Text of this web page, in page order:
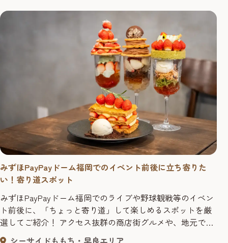
みずほPayPayドーム福岡でのイベント前後に立ち寄りた
い！寄り道スポット
みずほPayPayドーム福岡でのライブや野球観戦等のイベン
ト前後に、「ちょっと寄り道」して楽しめるスポットを厳
選してご紹介！ アクセス抜群の商店街グルメや、地元で親
しまれる老舗、都会の中に緑が息づく神社など、観光客に